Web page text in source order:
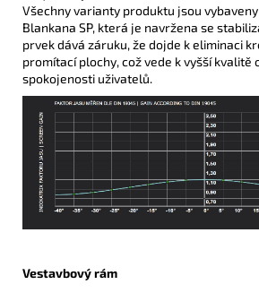
Všechny varianty produktu jsou
Blankana SP, která je navržena se
prvek dává záruku, že dojde k eliminaci
promítací plochy, což vede k vyšší kvalitě
spokojenosti uživatelů.
Vestavbový rám